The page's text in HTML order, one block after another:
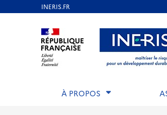
Aller au contenu Aller au menu
À PROPOS